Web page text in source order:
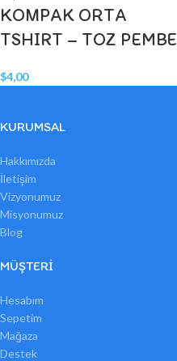
KOMPAK ORTA
TSHIRT – TOZ PEMBE
$4,00
KURUMSAL
Hakkımızda
İletişim
Vizyonumuz
Misyonumuz
Blog
MÜŞTERI
Hesabım
Sepetim
Mağaza
Destek